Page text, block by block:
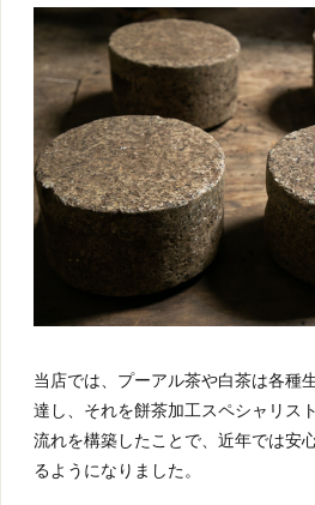
当店では、プーアル茶や白茶は各種
達し、それを餅茶加工スペシャリス
流れを構築したことで、近年では安
るようになりました。